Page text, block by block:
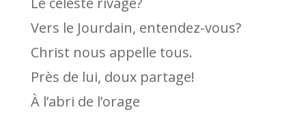
Vers le Jourdain, entendez-vous?
Christ nous appelle tous.
Près de lui, doux partage!
À l’abri de l’orage